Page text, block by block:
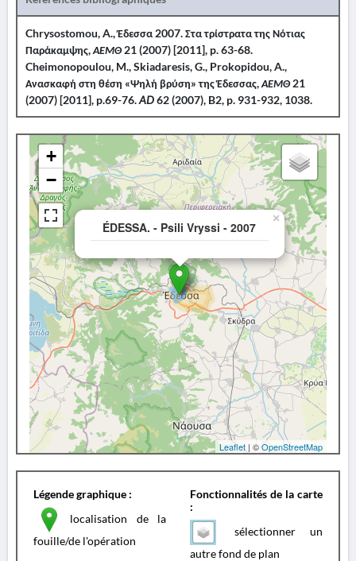
Chrysostomou, A., Έδεσσα 2007. Στα τρίστρατα της Νότιας
Παράκαμψης,ΑΕΜΘ21 (2007) [2011], p. 63-68.
Cheimonopoulou, M., Skiadaresis, G., Prokopidou, A.,
Ανασκαφή στη θέση «Ψηλή βρύση» της Έδεσσας,ΑΕΜΘ21
(2007) [2011], p.69-76.AD62 (2007), B2, p. 931-932, 1038.
ÉDESSA. - Psili Vryssi - 2007
×
+
−
Leaflet | ©OpenStreetMap
Légende graphique :
localisation de la
fouille/de l'opération
Fonctionnalités de la carte
:
sélectionner un
autre fond de plan